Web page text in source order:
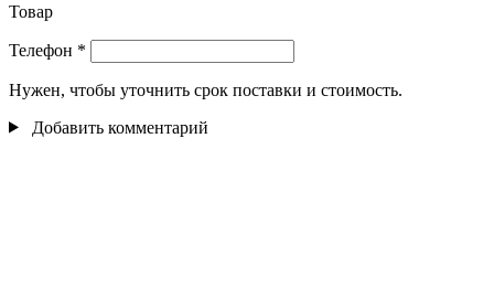
Товар
Телефон *
Нужен, чтобы уточнить срок поставки и стоимость.
Добавить комментарий